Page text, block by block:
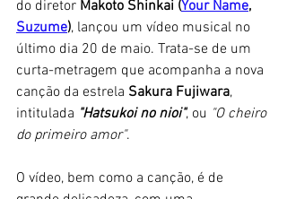
do diretor Makoto Shinkai (Your Name,
Suzume), lançou um vídeo musical no
último dia 20 de maio. Trata-se de um
curta-metragem que acompanha a nova
canção da estrela Sakura Fujiwara,
intitulada "Hatsukoi no nioi", ou "O cheiro
do primeiro amor".
O vídeo, bem como a canção, é de